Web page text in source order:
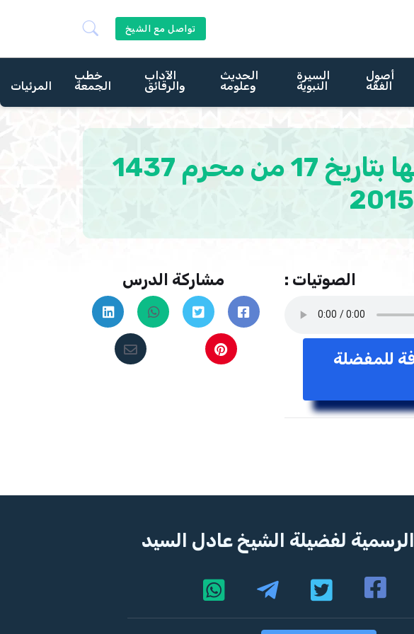
تواصل مع الشيخ
أصول
الفقه
السيرة
النبوية
الحديث
وعلومه
الآداب
والرقائق
خطب
الجمعة المرئيات
إن الله يأمركم أن تؤدوا الأمانات إلي أهلها بتاريخ 17 من محرم 1437
الصوتيات :
للمفضلة
مشاركة الدرس
لفضيلة الشيخ عادل السيد